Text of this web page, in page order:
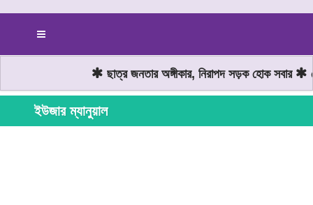
ছাত্র জনতার অঙ্গীকার, নিরাপদ সড়ক হোক সবার
ইউজার ম্যানুয়াল